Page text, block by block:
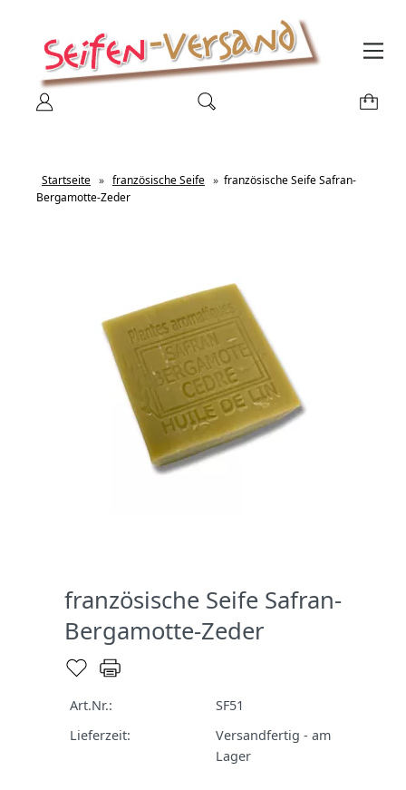
Startseite » französische Seife » französische Seife Safran-
Bergamotte-Zeder
französische Seife Safran-
Bergamotte-Zeder
Art.Nr.:
SF51
Lieferzeit:
Versandfertig - am
Lager